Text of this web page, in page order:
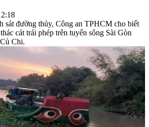
sát đường thủy, Công an TPHCM cho biết
cát trái phép trên tuyến sông Sài Gòn
Chi.